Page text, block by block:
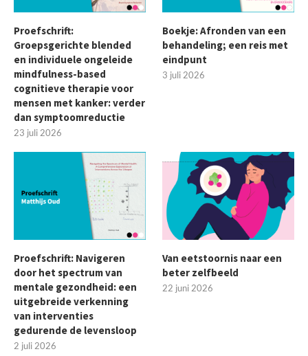
Proefschrift:
Groepsgerichte blended
en individuele ongeleide
mindfulness-based
cognitieve therapie voor
mensen met kanker: verder
dan symptoomreductie
23 juli 2026
Boekje: Afronden van een
behandeling; een reis met
eindpunt
3 juli 2026
Proefschrift: Navigeren
door het spectrum van
mentale gezondheid: een
uitgebreide verkenning
van interventies
gedurende de levensloop
2 juli 2026
Van eetstoornis naar een
beter zelfbeeld
22 juni 2026